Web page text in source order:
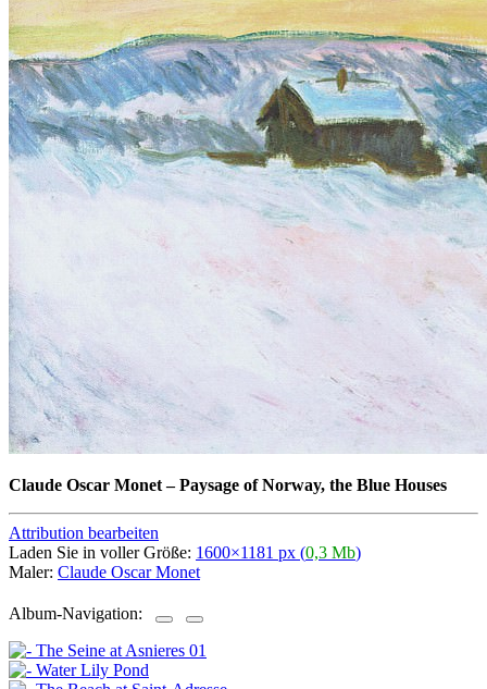
Claude Oscar Monet–Paysage of Norway, the Blue Houses
Attribution bearbeiten
Laden Sie in voller Größe: 1600×1181 px (0,3 Mb)
Maler: Claude Oscar Monet
Album-Navigation: